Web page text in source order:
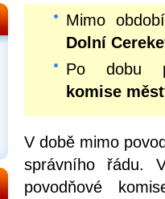
Mimo
Dolní
Po dobu
komise
V době mimo
správního řádu.
povodňové